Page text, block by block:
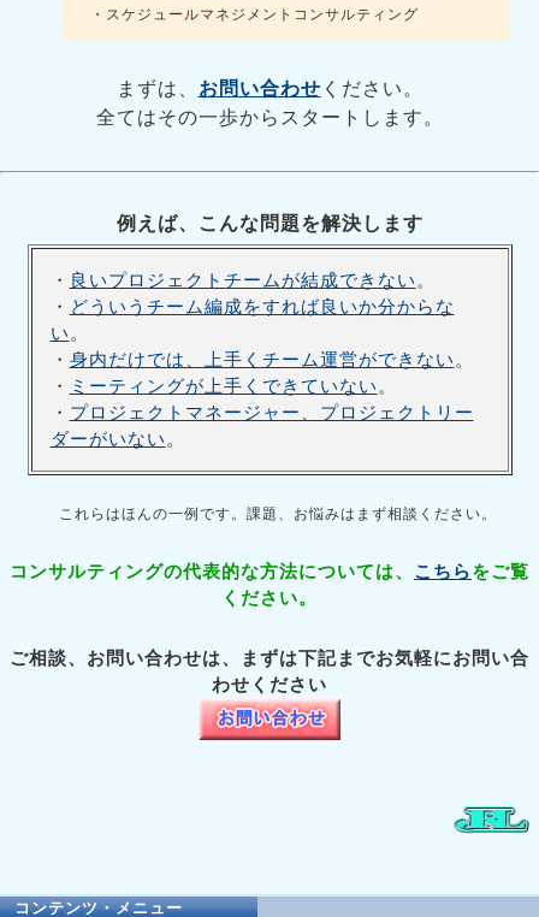
・スケジュールマネジメントコンサルティング
まずは、 お問い合わせ ください。
全てはその一歩からスタートします。
例えば、こんな問題を解決します
・ 良いプロジェクトチームが結成できない 。
・ どういうチーム編成をすれば良いか分からな
い 。
・ 身内だけでは、上手くチーム運営ができない 。
・
ミーティングが上手くできていない 。
・ プロジェクトマネージャー、プロジェクトリー
ダーがいない 。
これらはほんの一例です。課題、お悩みはまず相談ください。
コンサルティングの代表的な方法については、 こちらをご覧
ください。
ご相談、お問い合わせは、まずは下記までお気軽にお問い合
わせください
コンテンツ・メニュー